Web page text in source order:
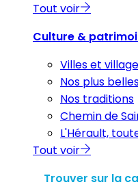
Tout voir
Culture &
Villes et
Nos plus
Nos traditions
Chemin de
L'Hérault,
Tout voir
Trouver sur la